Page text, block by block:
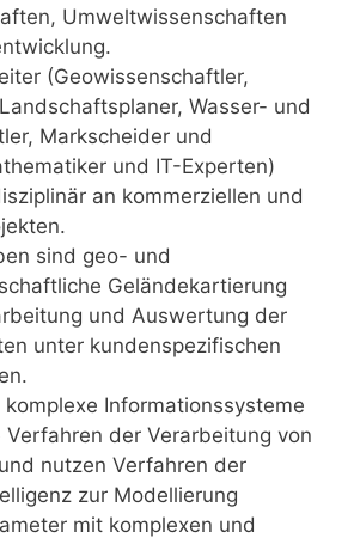
Umweltwissenschaften
(Geowissenschaftler,
Wasser- und
Markscheider und
und IT-Experten)
an kommerziellen und
sind geo- und
Geländekartierung
und Auswertung der
unter kundenspezifischen
Informationssysteme
der Verarbeitung von
nutzen Verfahren der
zur Modellierung
mit komplexen und